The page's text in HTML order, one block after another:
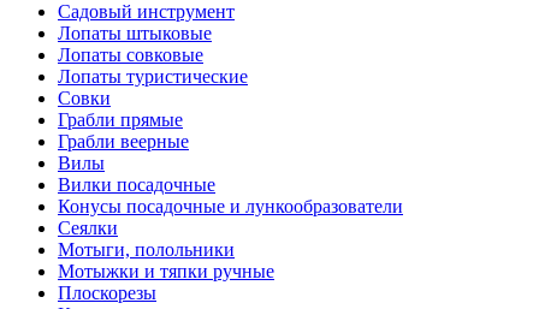
Садовый инструмент
Лопаты штыковые
Лопаты совковые
Лопаты туристические
Совки
Грабли прямые
Грабли веерные
Вилы
Вилки посадочные
Конусы посадочные и лункообразователи
Сеялки
Мотыги, полольники
Мотыжки и тяпки ручные
Плоскорезы